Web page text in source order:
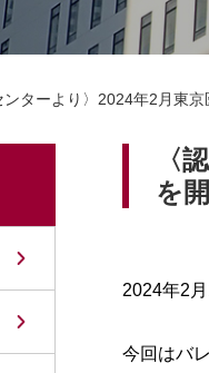
ンターより〉2024年2月東
〈
を
2024年2
今回はバ